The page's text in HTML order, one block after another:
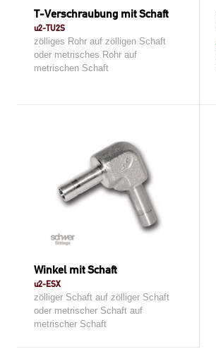
T-Verschraubung mit Schaft
u2-TU2S
zölliges Rohr auf zölligen Schaft
oder metrisches Rohr auf
metrischen Schaft
Winkel mit Schaft
u2-ESX
zölliger Schaft auf zölliger Schaft
oder metrischer Schaft auf
metrischer Schaft